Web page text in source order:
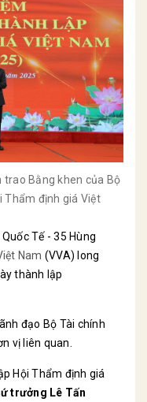
trao Bằng khen của Bộ
Thẩm định giá Việt
Tế - 35 Hùng
Nam (VVA) long
thành lập
đạo Bộ Tài chính
vị liên quan.
Hội Thẩm định giá
trưởng Lê Tấn